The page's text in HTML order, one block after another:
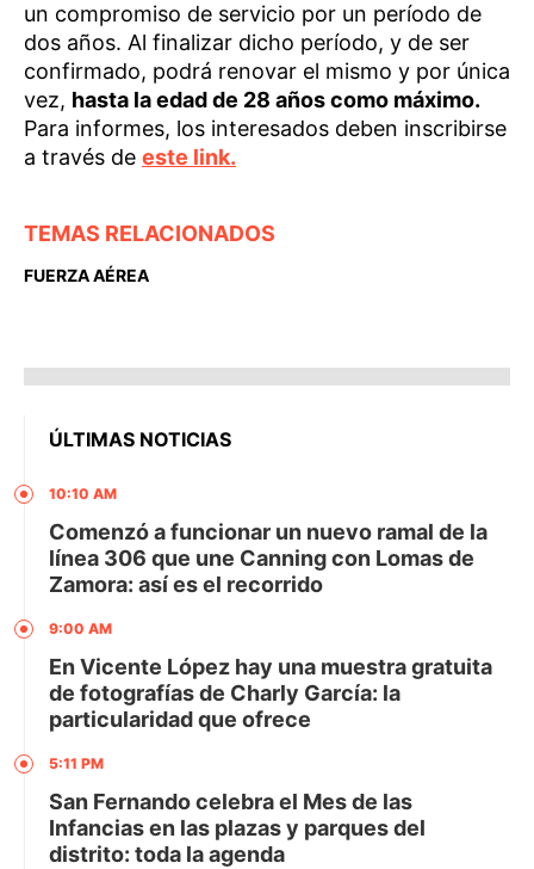
un compromiso de servicio por un período de
dos años. Al finalizar dicho período, y de ser
confirmado, podrá renovar el mismo y por única
vez, hasta la edad de 28 años como máximo.
Para informes, los interesados deben inscribirse
a través de este link.
TEMAS RELACIONADOS
FUERZA AÉREA
ÚLTIMAS NOTICIAS
10:10 AM
Comenzó a funcionar un nuevo ramal de la
línea 306 que une Canning con Lomas de
Zamora: así es el recorrido
9:00 AM
En Vicente López hay una muestra gratuita
de fotografías de Charly García: la
particularidad que ofrece
5:11 PM
San Fernando celebra el Mes de las
Infancias en las plazas y parques del
distrito: toda la agenda